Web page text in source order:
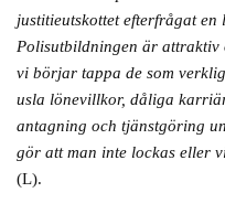
justitieutskottet efterfrågat
Polisutbildningen är attraktiv
vi börjar tappa de som
usla lönevillkor, dåliga
antagning och tjänstgöring
gör att man inte lockas eller
(L).